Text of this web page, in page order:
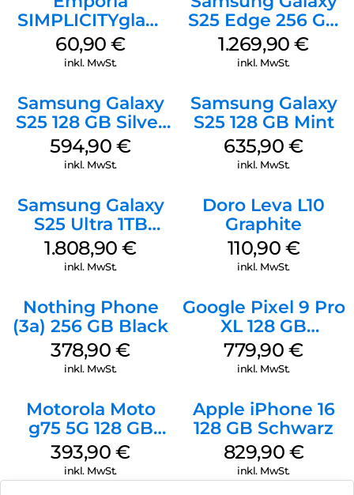
SIMPLICITYglam
Schwarz
60,90€
inkl. MwSt.
S25 Edge 256 GB
Titanium Silver
1.269,90€
inkl. MwSt.
Samsung Galaxy
S25 128 GB Silver
Shadow
594,90€
inkl. MwSt.
Samsung Galaxy
S25 128 GB Mint
635,90€
inkl. MwSt.
Samsung Galaxy
S25 Ultra 1TB
Titanium Black
1.808,90€
inkl. MwSt.
Doro Leva L10
Graphite
110,90 €
inkl. MwSt.
Nothing Phone
(3a) 256 GB Black
378,90€
inkl. MwSt.
Google Pixel 9 Pro
XL 128 GB
Obsidian
779,90€
inkl. MwSt.
Motorola Moto
g75 5G 128 GB
Charcoal Gray
393,90€
inkl. MwSt.
Apple iPhone 16
128 GB Schwarz
829,90 €
inkl. MwSt.